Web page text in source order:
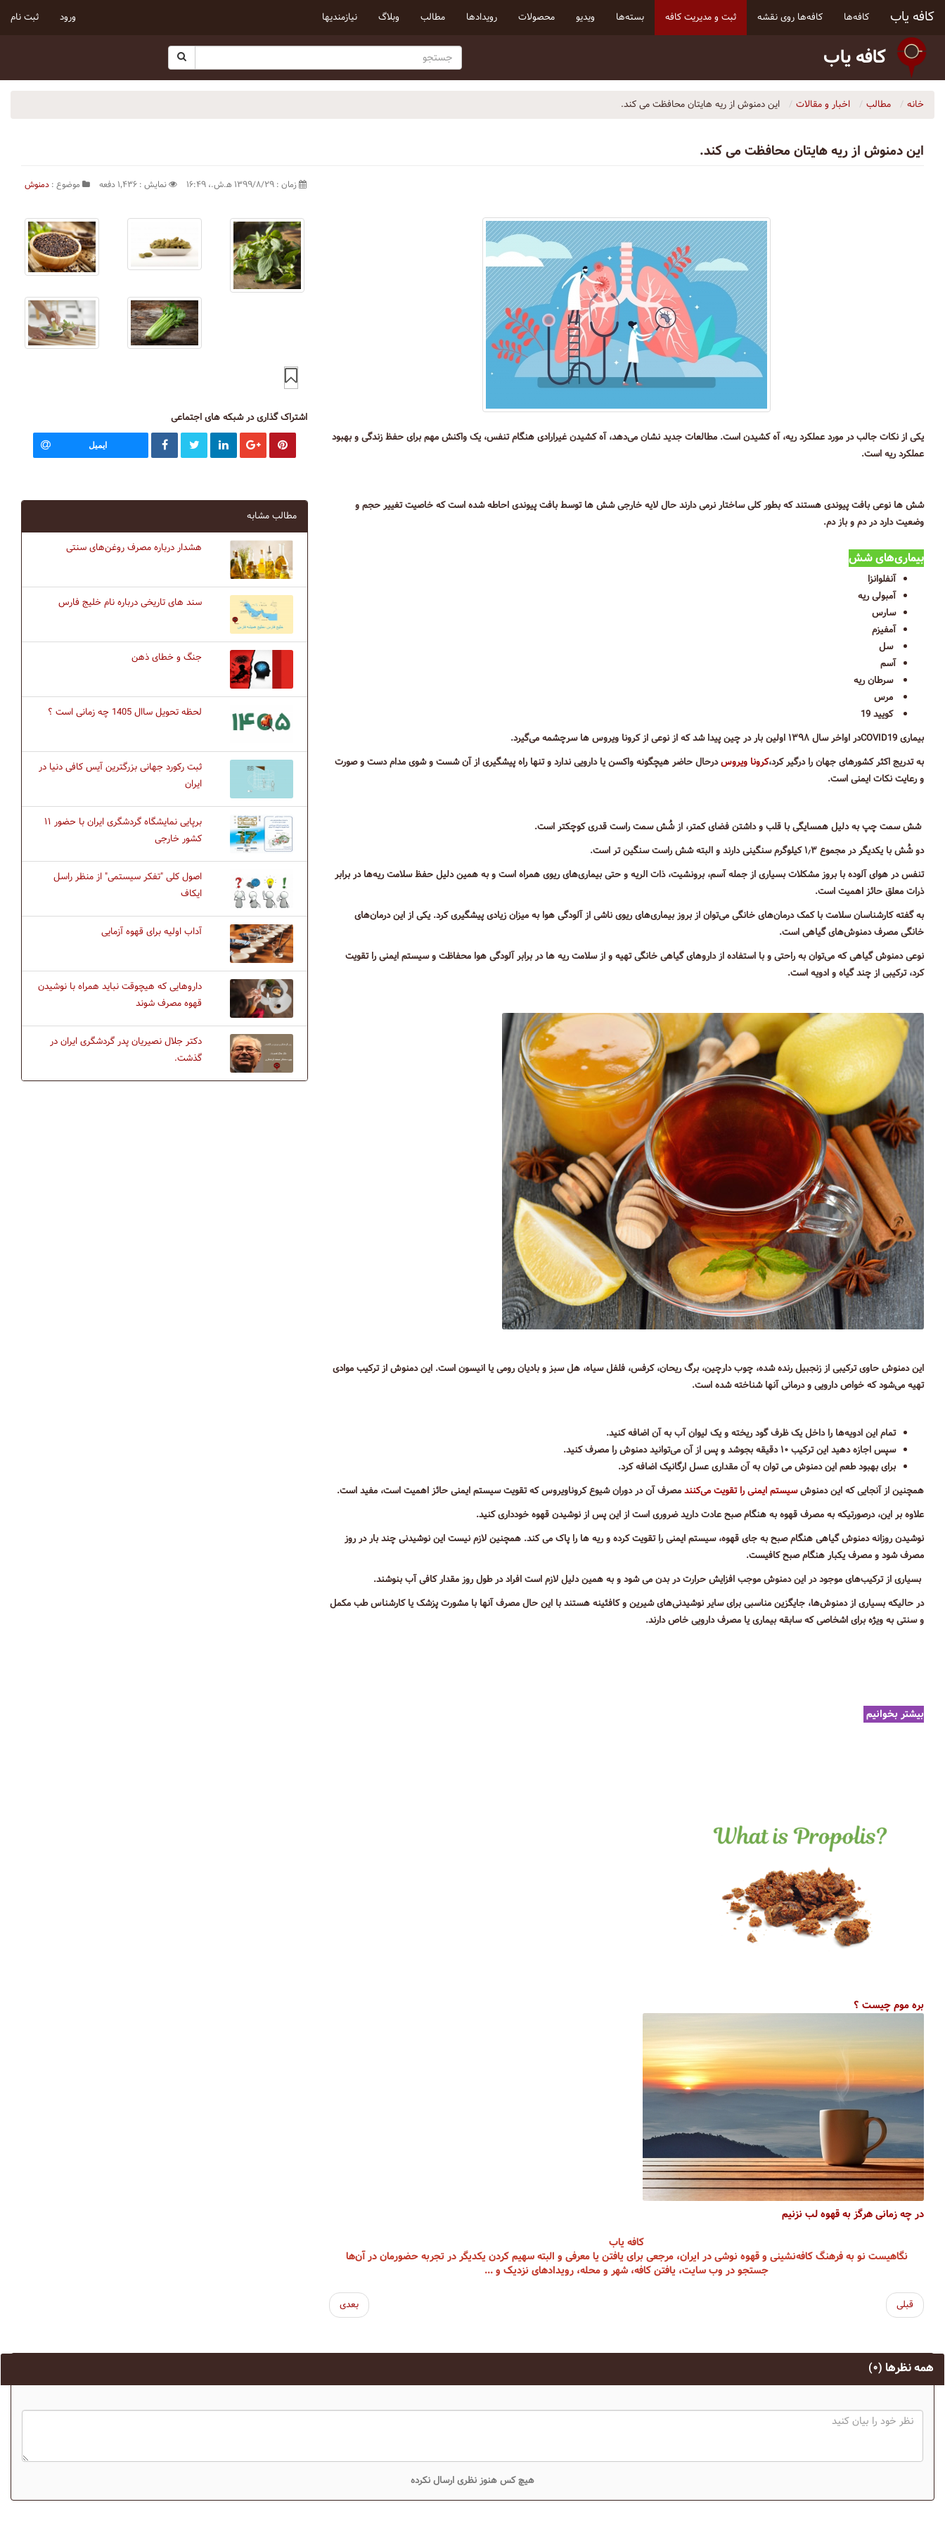
کافه یاب کافه‌ها کافه‌ها روی نقشه ثبت و مدیریت کافه بسته‌ها ویدیو محصولات رویداد‌ها مطالب وبلاگ نیازمندیها ورود ثبت نام
کافه یاب
خانه مطالب اخبار و مقالات این دمنوش از ریه هایتان محافظت می کند.
این دمنوش از ریه هایتان محافظت می کند.
زمان : ۱۳۹۹/۸/۲۹ ه‍.ش.،‏ ۱۶:۴۹ نمایش : ۱٬۴۳۶ دفعه موضوع : دمنوش
یکی از نکات جالب در مورد عملکرد ریه، آه کشیدن است. مطالعات جدید نشان می‌دهد، آه کشیدن غیرارادی هنگام تنفس، یک واکنش مهم برای حفظ زندگی و بهبود
عملکرد ریه است.
شش ها نوعی بافت پیوندی هستند که بطور کلی ساختار نرمی دارند حال لایه خارجی شش ها توسط بافت پیوندی احاطه شده است که خاصیت تغییر حجم و
وضعیت دارد در دم و باز دم.
بیماری‌های شش
آنفلوانزا
آمبولی ریه
سارس
آمفیزم
سل
آسم
سرطان ریه
مرس
کویید 19
بیماری COVID19در اواخر سال ۱۳۹۸ اولین بار در چین پیدا شد که از نوعی از کرونا ویروس ها سرچشمه می‌گیرد.
به تدریج اکثر کشورهای جهان را درگیر کرد،کرونا ویروسدرحال حاضر هیچگونه واکسن یا دارویی ندارد و تنها راه پیشگیری از آن شست و شوی مدام دست و صورت
و رعایت نکات ایمنی است.
شش سمت چپ به دلیل همسایگی با قلب و داشتن فضای کمتر، از شُش سمت راست قدری کوچکتر است.
دو شُش با یکدیگر در مجموع ۱٫۳ کیلوگرم سنگینی دارند و البته شش راست سنگین تر است.
تنفس در هوای آلوده با بروز مشکلات بسیاری از جمله آسم، برونشیت، ذات الریه و حتی بیماری‌های ریوی همراه است و به همین دلیل حفظ سلامت ریه‌ها در برابر
ذرات معلق حائز اهمیت است.
به گفته کارشناسان سلامت با کمک درمان‌های خانگی می‌توان از بروز بیماری‌های ریوی ناشی از آلودگی هوا به میزان زیادی پیشگیری کرد. یکی از این درمان‌های
خانگی مصرف دمنوش‌های گیاهی است.
نوعی دمنوش گیاهی که می‌توان به راحتی و با استفاده از داروهای گیاهی خانگی تهیه و از سلامت ریه ها در برابر آلودگی هوا محفاظت و سیستم ایمنی را تقویت
کرد، ترکیبی از چند گیاه و ادویه است.
این دمنوش حاوی ترکیبی از زنجبیل رنده شده، چوب دارچین، برگ ریحان، کرفس، فلفل سیاه، هل سبز و بادیان رومی یا انیسون است. این دمنوش از ترکیب موادی
تهیه می‌شود که خواص دارویی و درمانی آنها شناخته شده است.
تمام این ادویه‌ها را داخل یک ظرف گود ریخته و یک لیوان آب به آن اضافه کنید.
سپس اجازه دهید این ترکیب ۱۰ دقیقه بجوشد و پس از آن می‌توانید دمنوش را مصرف کنید.
برای بهبود طعم این دمنوش می توان به آن مقداری عسل ارگانیک اضافه کرد.
همچنین از آنجایی که این دمنوشسیستم ایمنی را تقویت می‌کنندمصرف آن در دوران شیوع کروناویروس که تقویت سیستم ایمنی حائز اهمیت است، مفید است.
علاوه بر این، درصورتیکه به مصرف قهوه به هنگام صبح عادت دارید ضروری است از این پس از نوشیدن قهوه خودداری کنید.
نوشیدن روزانه دمنوش گیاهی هنگام صبح به جای قهوه، سیستم ایمنی را تقویت کرده و ریه ها را پاک می کند. همچنین لازم نیست این نوشیدنی چند بار در روز
مصرف شود و مصرف یکبار هنگام صبح کافیست.
بسیاری از ترکیب‌های موجود در این دمنوش موجب افزایش حرارت در بدن می شود و به همین دلیل لازم است افراد در طول روز مقدار کافی آب بنوشند.
در حالیکه بسیاری از دمنوش‌ها، جایگزین مناسبی برای سایر نوشیدنی‌های شیرین و کافئینه هستند با این حال مصرف آنها با مشورت پزشک یا کارشناس طب مکمل
و سنتی به ویژه برای اشخاصی که سابقه بیماری یا مصرف دارویی خاص دارند.
بیشتر بخوانیم
بره موم چیست ؟
در چه زمانی هرگز به قهوه لب نزنیم
کافه یاب
نگاهیست نو به فرهنگ کافه‌نشینی و قهوه نوشی در ایران، مرجعی برای یافتن یا معرفی و البته سهیم کردن یکدیگر در تجربه حضورمان در آن‌ها
جستجو در وب سایت، یافتن کافه، شهر و محله، رویداد‌های نزدیک و ...
قبلی بعدی
اشتراک گذاری در شبکه های اجتماعی
ایمیل
مطالب مشابه
هشدار درباره مصرف روغن‌های سنتی
سند های تاریخی درباره نام خلیج فارس
جنگ و خطای ذهن
لحظه تحویل ساال 1405 چه زمانی است ؟
ثبت رکورد جهانی بزرگترین آیس کافی دنیا در
ایران
برپایی نمایشگاه گردشگری ایران با حضور ۱۱
کشور خارجی
اصول کلی "تفکر سیستمی" از منظر راسل
ایکاف
آداب اولیه برای قهوه آزمایی
داروهایی که هیچوقت نباید همراه با نوشیدن
قهوه مصرف شوند
دکتر جلال نصیریان پدر گردشگری ایران در
گذشت.
همه نظرها (۰)
هیچ کس هنوز نظری ارسال نکرده